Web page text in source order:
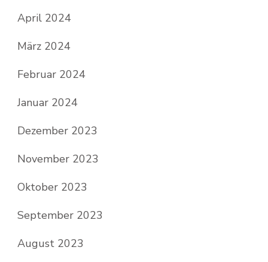
April 2024
März 2024
Februar 2024
Januar 2024
Dezember 2023
November 2023
Oktober 2023
September 2023
August 2023